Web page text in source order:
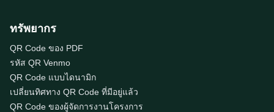
ทรัพยากร
QR Code ของ PDF
รหัส QR Venmo
QR Code แบบไดนามิก
เปลี่ยนทิศทาง QR Code ที่มีอยู่แล้ว
QR Code ของผู้จัดการงานโครงการ